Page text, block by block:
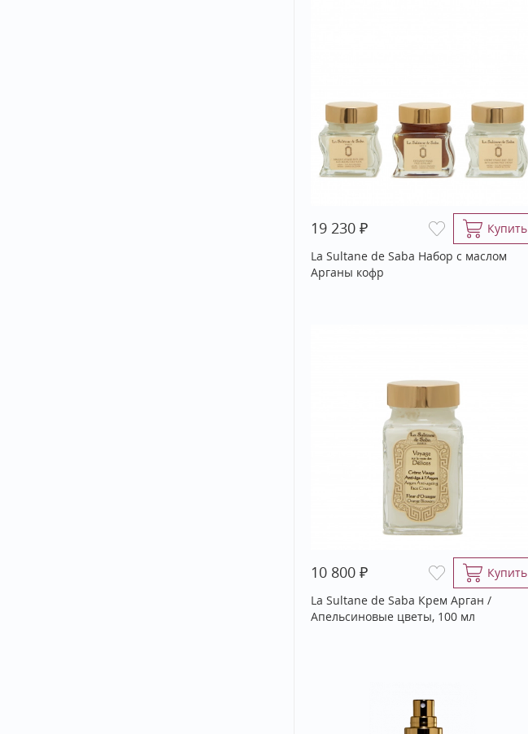
19 230 ₽
Купить
La Sultane de Saba Набор с маслом
Арганы кофр
10 800 ₽
Купить
La Sultane de Saba Крем Арган /
Апельсиновые цветы, 100 мл